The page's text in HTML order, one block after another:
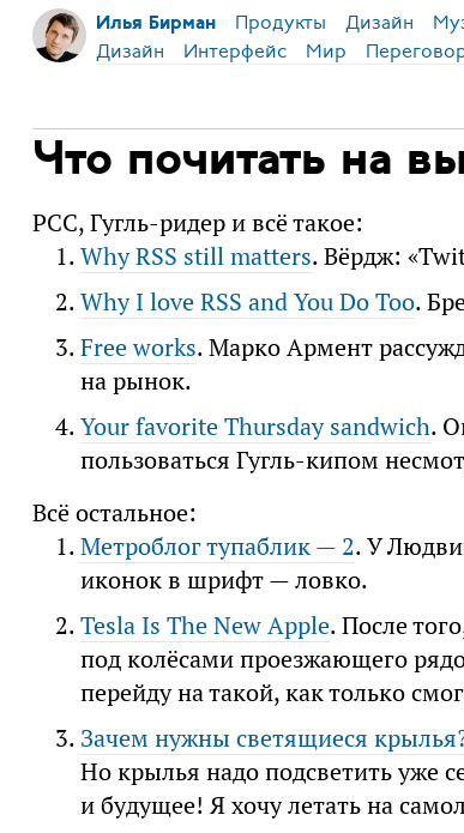
Илья Бирман Продукты Дизайн
Дизайн Интерфейс Мир
Что почитать на
РСС, Гугль-ридер и всё такое:
Why RSS still matters. Вёрдж:
Why I love RSS and You Do Too.
Free works. Марко Армент
на рынок.
Your favorite Thursday sandwich.
пользоваться Гугль-кипом
Всё остальное:
Метроблог тупаблик — 2. У
иконок в шрифт — ловко.
Tesla Is The New Apple. После
под колёсами проезжающего
перейду на такой, как только
Зачем нужны светящиеся
Но крылья надо подсветить уже
и будущее! Я хочу летать на